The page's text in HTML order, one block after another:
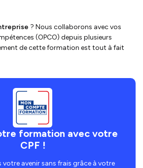
? Nous collaborons avec vos
(OPCO) depuis plusieurs
de cette formation est tout à fait
formation avec votre
CPF !
votre avenir sans frais grâce à votre